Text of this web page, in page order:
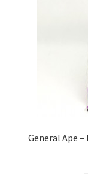
General Ape –